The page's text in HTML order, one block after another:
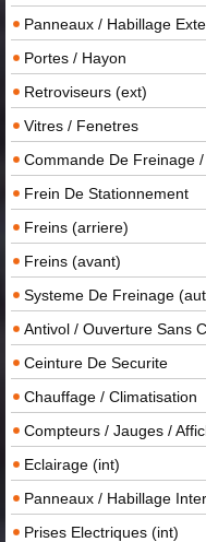
Panneaux / Habillage
Portes / Hayon
Retroviseurs (ext)
Vitres / Fenetres
Commande De Freinage
Frein De Stationnement
Freins (arriere)
Freins (avant)
Systeme De Freinage
Antivol / Ouverture Sans
Ceinture De Securite
Chauffage / Climatisation
Compteurs / Jauges /
Eclairage (int)
Panneaux / Habillage
Prises Electriques (int)